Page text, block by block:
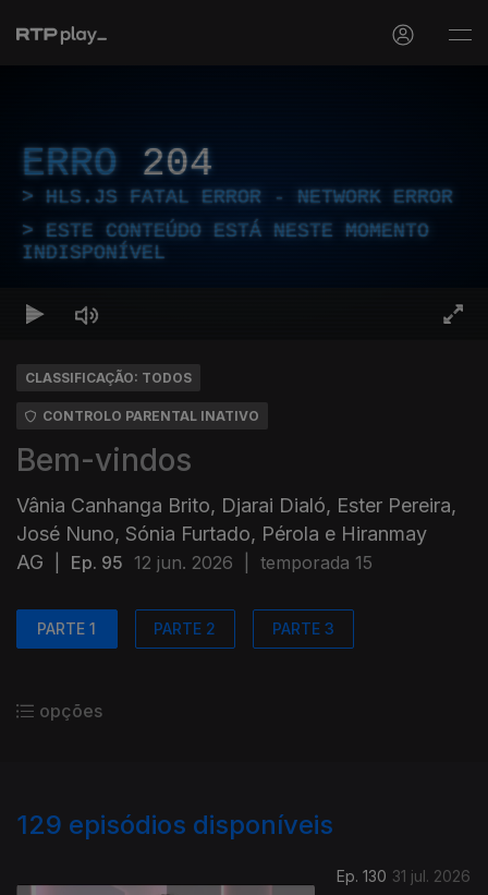
ERRO 204
HLS.JS FATAL ERROR - NETWORK ERROR
ESTE CONTEÚDO ESTÁ NESTE MOMENTO
INDISPONÍVEL
CLASSIFICAÇÃO: TODOS
CONTROLO PARENTAL INATIVO
Bem-vindos
Vânia Canhanga Brito, Djarai Dialó, Ester Pereira,
José Nuno, Sónia Furtado, Pérola e Hiranmay
AG
Ep. 95 12 jun. 2026 temporada 15
PARTE 1 PARTE 2 PARTE 3
opções
129 episódios disponíveis
Ep. 130 31 jul. 2026